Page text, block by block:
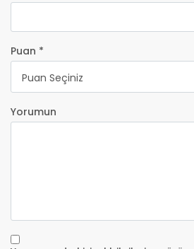
Puan *
Puan Seçiniz
Yorumun